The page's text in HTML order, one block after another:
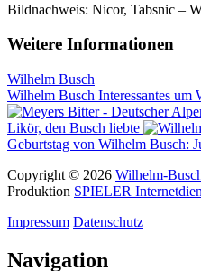
Bildnachweis: Nicor, Tabsnic –
Weitere Informationen
Wilhelm Busch
Wilhelm Busch Interessantes um
Likör, den Busch liebte
Geburtstag von Wilhelm Busch:
Copyright © 2026 Wilhelm-
Produktion SPIELER
Impressum Datenschutz
Navigation